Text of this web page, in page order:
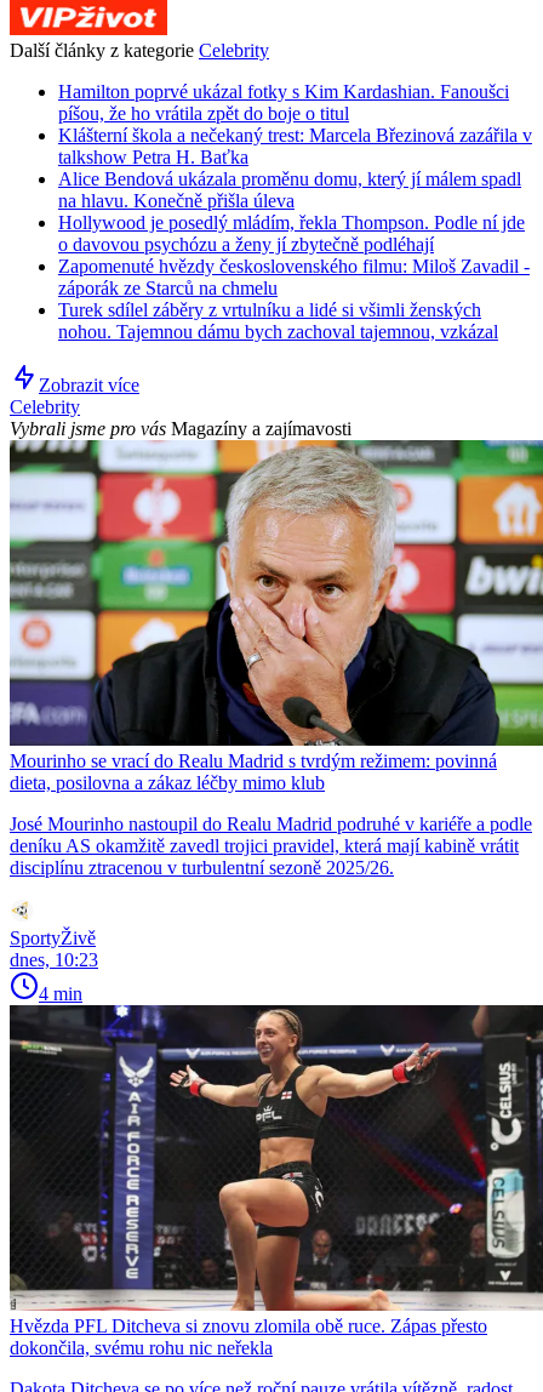
Další články z kategorie Celebrity
Hamilton poprvé ukázal fotky s Kim Kardashian. Fanoušci
píšou, že ho vrátila zpět do boje o titul
Klášterní škola a nečekaný trest: Marcela Březinová zazářila v
talkshow Petra H. Baťka
Alice Bendová ukázala proměnu domu, který jí málem spadl
na hlavu. Konečně přišla úleva
Hollywood je posedlý mládím, řekla Thompson. Podle ní jde
o davovou psychózu a ženy jí zbytečně podléhají
Zapomenuté hvězdy československého filmu: Miloš Zavadil -
záporák ze Starců na chmelu
Turek sdílel záběry z vrtulníku a lidé si všimli ženských
nohou. Tajemnou dámu bych zachoval tajemnou, vzkázal
Zobrazit více
Celebrity
Vybrali jsme pro vás Magazíny a zajímavosti
Mourinho se vrací do Realu Madrid s tvrdým režimem: povinná
dieta, posilovna a zákaz léčby mimo klub
José Mourinho nastoupil do Realu Madrid podruhé v kariéře a podle
deníku AS okamžitě zavedl trojici pravidel, která mají kabině vrátit
disciplínu ztracenou v turbulentní sezoně 2025/26.
SportyŽivě
dnes, 10:23
4 min
Hvězda PFL Ditcheva si znovu zlomila obě ruce. Zápas přesto
dokončila, svému rohu nic neřekla